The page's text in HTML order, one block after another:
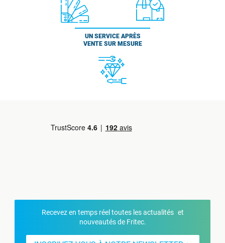
UN SERVICE APRÈS
VENTE SUR MESURE
Recevez en temps réel toutes les actualités et
nouveautés de Fritec.